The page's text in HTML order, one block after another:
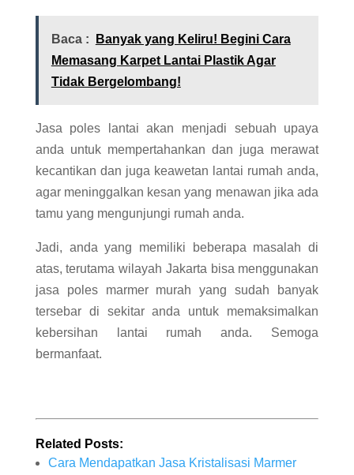
Baca :
Banyak yang Keliru! Begini Cara
Memasang Karpet Lantai Plastik Agar
Tidak Bergelombang!
Jasa poles lantai akan menjadi sebuah upaya
anda untuk mempertahankan dan juga merawat
kecantikan dan juga keawetan lantai rumah anda,
agar meninggalkan kesan yang menawan jika ada
tamu yang mengunjungi rumah anda.
Jadi, anda yang memiliki beberapa masalah di
atas, terutama wilayah Jakarta bisa menggunakan
jasa poles marmer murah yang sudah banyak
tersebar di sekitar anda untuk memaksimalkan
kebersihan lantai rumah anda. Semoga
bermanfaat.
Related Posts:
Cara Mendapatkan Jasa Kristalisasi Marmer